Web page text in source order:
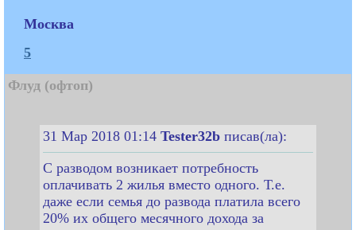
Москва
5
Флуд (офтоп)
31 Мар 2018 01:14 Tester32b писав(ла):
С разводом возникает потребность
оплачивать 2 жилья вместо одного. Т.е.
даже если семья до развода платила всего
20% их общего месячного дохода за